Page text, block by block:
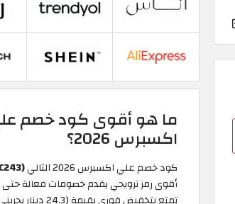
ما هو أقوى كود خصم
اكسبرس 2026؟
كود خصم علي اكسبرس 2026 التالي (ALC243)
تمتع بتخفيض فوري بقيمة